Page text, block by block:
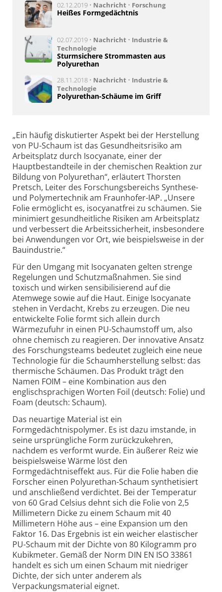
02.12.2019 • Nachricht • Forschung
Heißes Formgedächtnis
02.07.2019 • Nachricht • Industrie &
Technologie
Sturmsichere Strommasten aus
Polyurethan
28.11.2018 • Nachricht • Industrie &
Technologie
Polyurethan-Schäume im Griff
„Ein häufig diskutierter Aspekt bei der Herstellung
von PU-Schaum ist das Gesundheitsrisiko am
Arbeitsplatz durch Isocyanate, einer der
Hauptbestandteile in der chemischen Reaktion zur
Bildung von Polyurethan“, erläutert Thorsten
Pretsch, Leiter des Forschungsbereichs Synthese-
und Polymertechnik am Fraunhofer-IAP. „Unsere
Folie ermöglicht es, isocyanatfrei zu schäumen. Sie
minimiert gesundheitliche Risiken am Arbeitsplatz
und verbessert die Arbeitssicherheit, insbesondere
bei Anwendungen vor Ort, wie beispielsweise in der
Bauindustrie.“
Für den Umgang mit Isocyanaten gelten strenge
Regelungen und Schutzmaßnahmen. Sie sind
toxisch und wirken sensibilisierend auf die
Atemwege sowie auf die Haut. Einige Isocyanate
stehen in Verdacht, Krebs zu erzeugen. Die neu
entwickelte Folie formt sich allein durch
Wärmezufuhr in einen PU-Schaumstoff um, also
ohne chemisch zu reagieren. Der innovative Ansatz
des Forschungsteams bedeutet zugleich eine neue
Technologie für die Schaumherstellung selbst: das
thermische Schäumen. Das Produkt trägt den
Namen FOIM – eine Kombination aus den
englischsprachigen Worten Foil (deutsch: Folie) und
Foam (deutsch: Schaum).
Das neuartige Material ist ein
Formgedächtnispolymer. Es ist dazu imstande, in
seine ursprüngliche Form zurückzukehren,
nachdem es verformt wurde. Ein äußerer Reiz wie
beispielsweise Wärme löst den
Formgedächtniseffekt aus. Für die Folie haben die
Forscher einen Polyurethan-Schaum synthetisiert
und anschließend verdichtet. Bei der Temperatur
von 60 Grad Celsius dehnt sich die Folie von 2,5
Millimetern Dicke zu einem Schaum mit 40
Millimetern Höhe aus – eine Expansion um den
Faktor 16. Das Ergebnis ist ein weicher elastischer
PU-Schaum mit der Dichte von 80 Kilogramm pro
Kubikmeter. Gemäß der Norm DIN EN ISO 33861
handelt es sich um einen Schaum mit niedriger
Dichte, der sich unter anderem als
Verpackungsmaterial eignet.